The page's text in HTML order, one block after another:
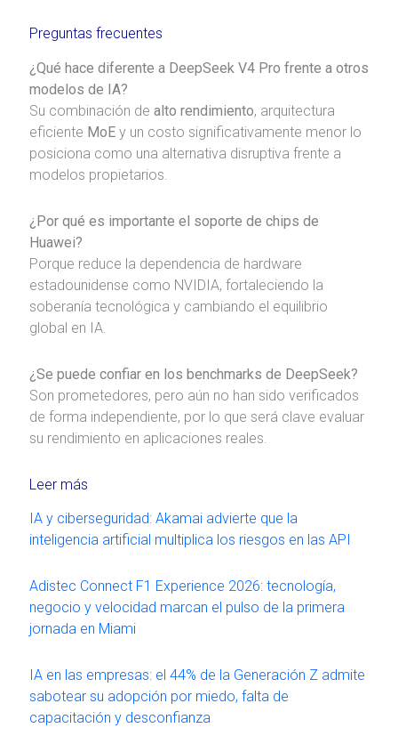
Preguntas frecuentes
¿Qué hace diferente a DeepSeek V4 Pro frente a otros
modelos de IA?
Su combinación de alto rendimiento, arquitectura
eficiente MoEy un costo significativamente menor lo
posiciona como una alternativa disruptiva frente a
modelos propietarios.
¿Por qué es importante el soporte de chips de
Huawei?
Porque reduce la dependencia de hardware
estadounidense como NVIDIA, fortaleciendo la
soberanía tecnológica y cambiando el equilibrio
global en IA.
¿Se puede confiar en los benchmarks de DeepSeek?
Son prometedores, pero aún no han sido verificados
de forma independiente, por lo que será clave evaluar
su rendimiento en aplicaciones reales.
Leer más
IA y ciberseguridad: Akamai advierte que la
inteligencia artificial multiplica los riesgos en las API
Adistec Connect F1 Experience 2026: tecnología,
negocio y velocidad marcan el pulso de la primera
jornada en Miami
IA en las empresas: el 44% de la Generación Z admite
sabotear su adopción por miedo, falta de
capacitación y desconfianza